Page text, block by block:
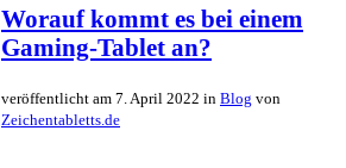
Worauf kommt es bei einem
Gaming-Tablet an?
veröffentlicht am 7. April 2022 in Blog von
Zeichentabletts.de